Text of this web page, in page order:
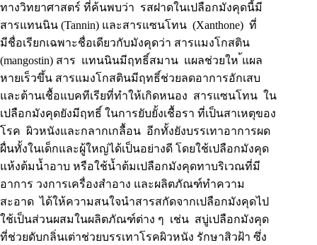
ทางวิทยาศาสตร์ ที่ค้นพบว่า รสฝาดในเปลือกมังคุดนี้มี
สารแทนนิน (Tannin) และสารแซนโทน (Xanthone) ที่
มีชื่อเรียกเฉพาะชื่อเดียวกับมังคุดว่า สารแมงโกสติน
(mangostin) สาร แทนนินมีฤทธิ์สมาน แผลช่วยให ้แผล
หายเร็วขึ้น สารแมงโกสตินมีฤทธิ์ช่วยลดอาการอักเสบ
และต้านเชื้อแบคทีเรียที่ทำให้เกิดหนอง สารแซนโทน ใน
เปลือกมังคุดยังมีฤทธิ์ ในการยับยั้งเชื้อรา ที่เป็นสาเหตุของ
โรค ผิวหนังและกลากเกลื้อน อีกทั้งยังบรรเทาอาการผด
ผื่นทั้งในเด็กและผู้ใหญ่ได้เป็นอย่างดี โดยใช้เปลือกมังคุด
แห้งต้มน้ำอาบ หรือใช้น้ำต้มเปลือกมังคุดทาบริเวณที่มี
อาการ วงการเครื่องสำอาง และผลิตภัณฑ์ทำความ
สะอาด ได้ให้ความสนใจนำสารสกัดจากเปลือกมังคุดไป
ใช้เป็นส่วนผสมในผลิตภัณฑ์ต่าง ๆ เช่น สบู่เปลือกมังคุด
ที่ช่วยดับกลิ่นเต่าช่วยบรรเทาโรคผิวหนัง รักษาสิวฝ้า ซึ่ง